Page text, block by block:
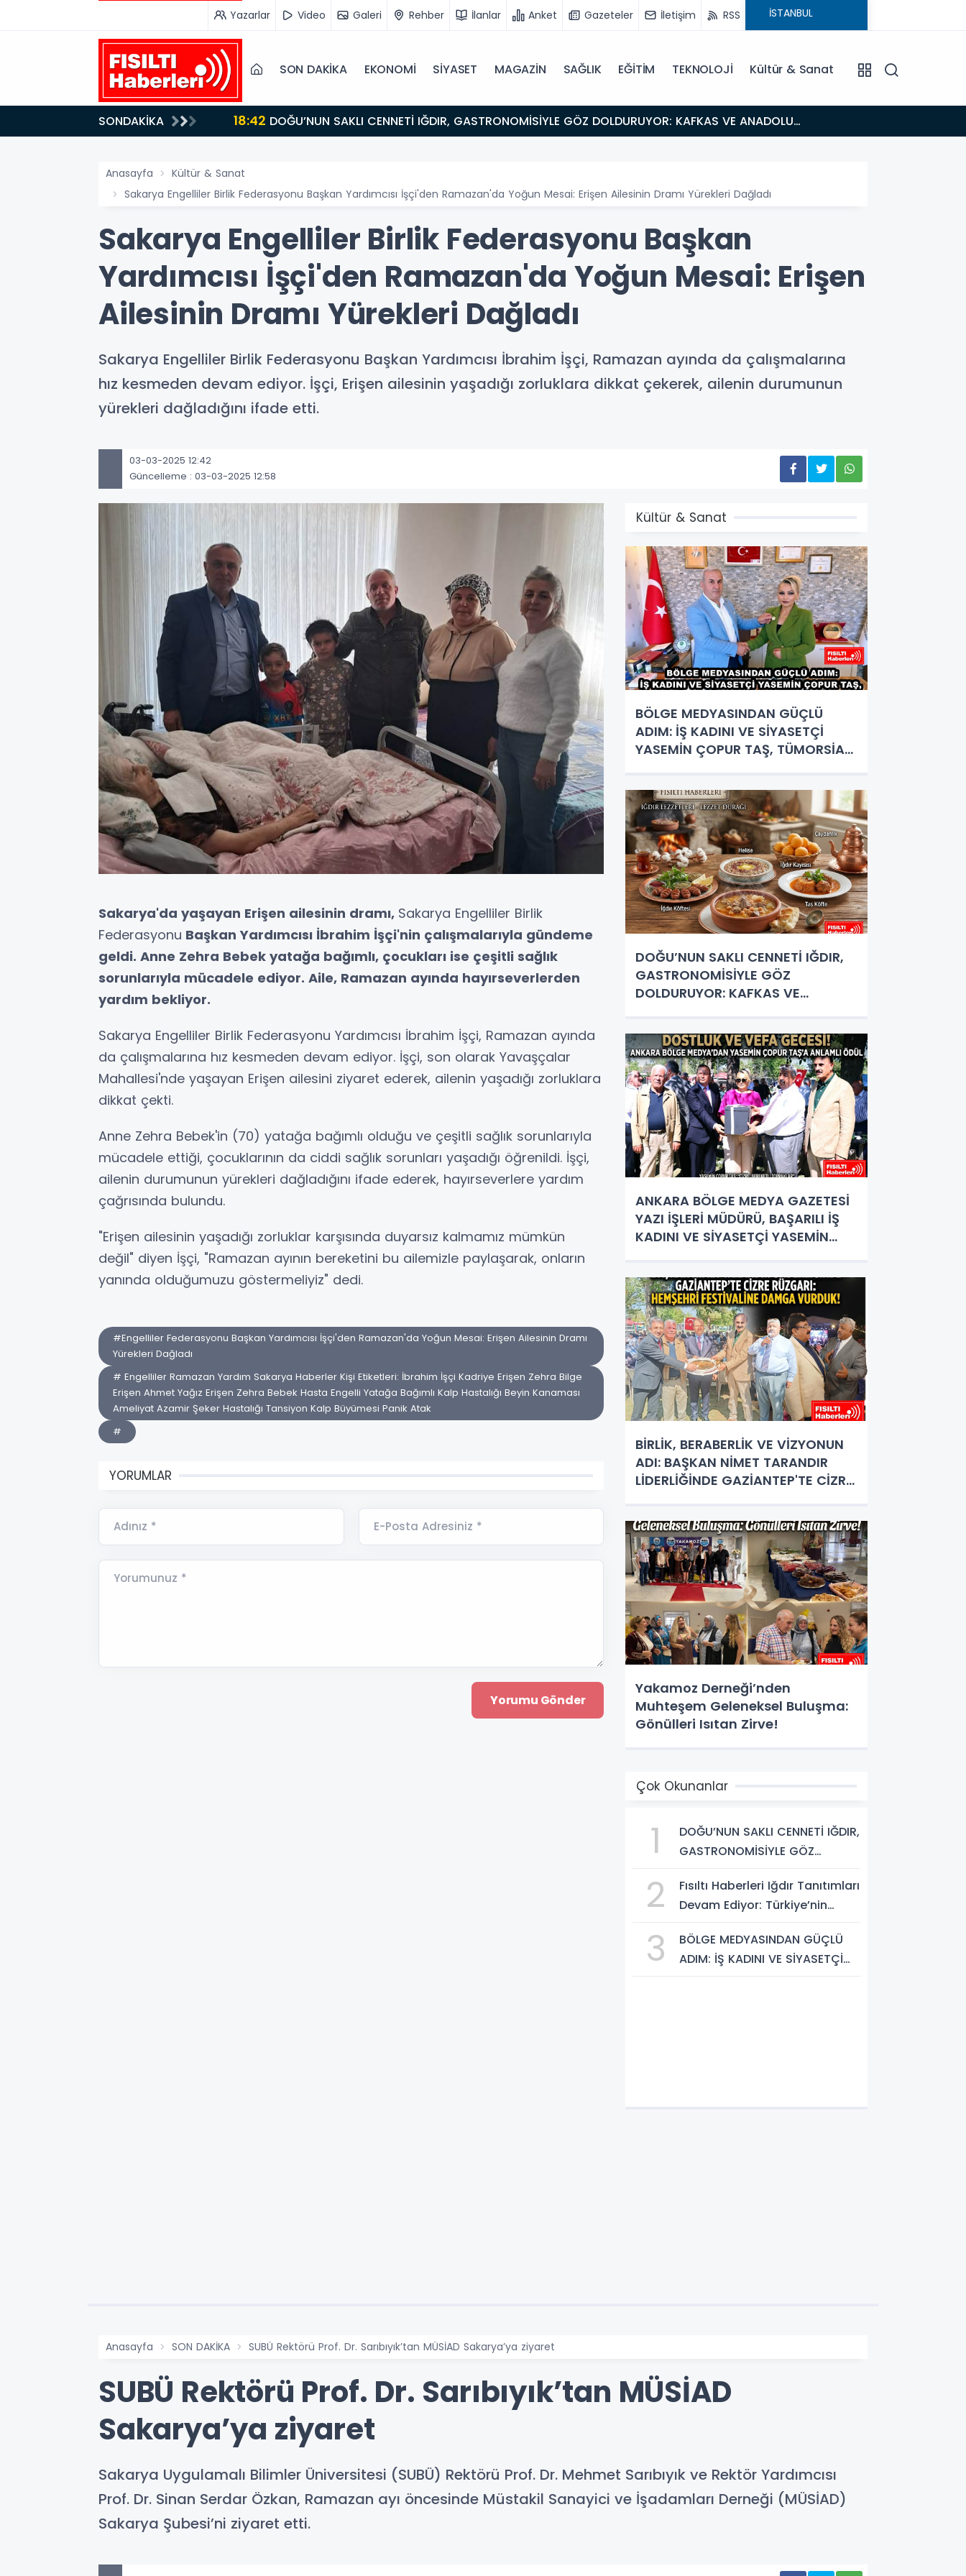
Yazarlar Video Galeri Rehber İlanlar Anket Gazeteler İletişim RSS
SON DAKİKA EKONOMİ SİYASET MAGAZİN SAĞLIK EĞİTİM TEKNOLOJİ Kültür & Sanat
SONDAKİKA 18:42
KÜLTÜRÜNÜN BULUŞMA NOKTASI
Anasayfa
Kültür & Sanat
Sakarya Engelliler Birlik Federasyonu Başkan Yardımcısı İşçi'den Ramazan'da Yoğun Mesai: Erişen Ailesinin Dramı Yürekleri Dağladı
Sakarya Engelliler Birlik Federasyonu Başkan
Yardımcısı İşçi'den Ramazan'da Yoğun Mesai: Erişen
Ailesinin Dramı Yürekleri Dağladı
Sakarya Engelliler Birlik Federasyonu Başkan Yardımcısı İbrahim İşçi, Ramazan ayında da çalışmalarına
hız kesmeden devam ediyor. İşçi, Erişen ailesinin yaşadığı zorluklara dikkat çekerek, ailenin durumunun
yürekleri dağladığını ifade etti.
03-03-2025 12:42
Güncelleme : 03-03-2025 12:58
Sakarya'da yaşayan Erişen ailesinin dramı, Sakarya Engelliler Birlik
Federasyonu Başkan Yardımcısı İbrahim İşçi'nin çalışmalarıyla gündeme
geldi. Anne Zehra Bebek yatağa bağımlı, çocukları ise çeşitli sağlık
sorunlarıyla mücadele ediyor. Aile, Ramazan ayında hayırseverlerden
yardım bekliyor.
Sakarya Engelliler Birlik Federasyonu Yardımcısı İbrahim İşçi, Ramazan ayında
da çalışmalarına hız kesmeden devam ediyor. İşçi, son olarak Yavaşçalar
Mahallesi'nde yaşayan Erişen ailesini ziyaret ederek, ailenin yaşadığı zorluklara
dikkat çekti.
Anne Zehra Bebek'in (70) yatağa bağımlı olduğu ve çeşitli sağlık sorunlarıyla
mücadele ettiği, çocuklarının da ciddi sağlık sorunları yaşadığı öğrenildi. İşçi,
ailenin durumunun yürekleri dağladığını ifade ederek, hayırseverlere yardım
çağrısında bulundu.
"Erişen ailesinin yaşadığı zorluklar karşısında duyarsız kalmamız mümkün
değil" diyen İşçi, "Ramazan ayının bereketini bu ailemizle paylaşarak, onların
yanında olduğumuzu göstermeliyiz" dedi.
#Engelliler Federasyonu Başkan Yardımcısı İşçi'den Ramazan'da Yoğun Mesai: Erişen Ailesinin Dramı
Yürekleri Dağladı
# Engelliler Ramazan Yardım Sakarya Haberler Kişi Etiketleri: İbrahim İşçi Kadriye Erişen Zehra Bilge
Erişen Ahmet Yağız Erişen Zehra Bebek Hasta Engelli Yatağa Bağımlı Kalp Hastalığı Beyin Kanaması
Ameliyat Azamir Şeker Hastalığı Tansiyon Kalp Büyümesi Panik Atak
#
YORUMLAR
Adınız * E-Posta Adresiniz *
Yorumunuz *
Kültür & Sanat
BÖLGE MEDYASINDAN GÜÇLÜ
ADIM: İŞ KADINI VE SİYASETÇİ
YASEMİN ÇOPUR TAŞ, TÜMORSİAD
DOĞU’NUN SAKLI CENNETİ IĞDIR,
GASTRONOMİSİYLE GÖZ
DOLDURUYOR: KAFKAS VE
ANKARA BÖLGE MEDYA GAZETESİ
YAZI İŞLERİ MÜDÜRÜ, BAŞARILI İŞ
KADINI VE SİYASETÇİ YASEMİN
BİRLİK, BERABERLİK VE VİZYONUN
ADI: BAŞKAN NİMET TARANDIR
LİDERLİĞİNDE GAZİANTEP'TE CİZRE
Yakamoz Derneği’nden
Muhteşem Geleneksel Buluşma:
Gönülleri Isıtan Zirve!
Çok Okunanlar
1
DOĞU’NUN SAKLI CENNETİ IĞDIR,
GASTRONOMİSİYLE GÖZ
ANADOLU KÜLTÜRÜNÜN
BULUŞMA NOKTASI
2
Fısıltı Haberleri Iğdır Tanıtımları
Devam Ediyor: Türkiye’nin
Cennetleri Keşfedilmeyi
Bekliyor
3
BÖLGE MEDYASINDAN GÜÇLÜ
ADIM: İŞ KADINI VE SİYASETÇİ
Anasayfa SON DAKİKA SUBÜ Rektörü Prof. Dr. Sarıbıyık’tan MÜSİAD Sakarya’ya ziyaret
SUBÜ Rektörü Prof. Dr. Sarıbıyık’tan MÜSİAD
Sakarya’ya ziyaret
Sakarya Uygulamalı Bilimler Üniversitesi (SUBÜ) Rektörü Prof. Dr. Mehmet Sarıbıyık ve Rektör Yardımcısı
Prof. Dr. Sinan Serdar Özkan, Ramazan ayı öncesinde Müstakil Sanayici ve İşadamları Derneği (MÜSİAD)
Sakarya Şubesi’ni ziyaret etti.